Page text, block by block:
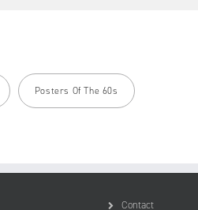
Posters Of The 60s
Contact